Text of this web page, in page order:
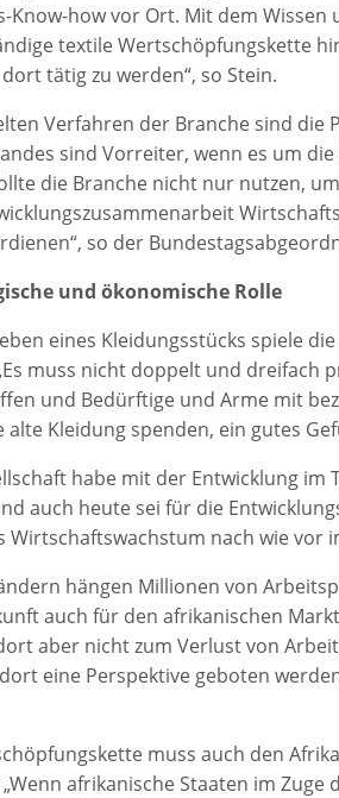
Know-how vor Ort. Mit dem
textile Wertschöpfungskette
tätig zu werden“, so Stein.
Verfahren der Branche sind die
sind Vorreiter, wenn es um
die Branche nicht nur nutzen,
so der
und ökonomische Rolle
eines Kleidungsstücks spiele
muss nicht doppelt und dreifach
und Bedürftige und Arme mit
Kleidung spenden, ein gutes
habe mit der Entwicklung im
auch heute sei für die
nach wie vor
hängen Millionen von
auch für den afrikanischen
aber nicht zum Verlust von
eine Perspektive geboten
muss auch den
afrikanische Staaten im Zuge